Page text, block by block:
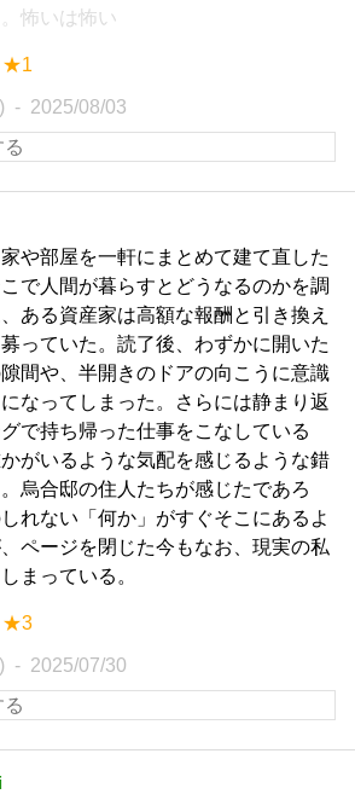
怖いは怖い
★1
2025/08/03
や部屋を一軒にまとめて建て直した
で人間が暮らすとどうなるのかを調
ある資産家は高額な報酬と引き換え
っていた。読了後、わずかに開いた
間や、半開きのドアの向こうに意識
なってしまった。さらには静まり返
で持ち帰った仕事をこなしている
がいるような気配を感じるような錯
烏合邸の住人たちが感じたであろ
れない「何か」がすぐそこにあるよ
ページを閉じた今もなお、現実の私
まっている。
★3
2025/07/30